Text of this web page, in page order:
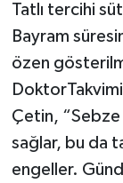
Tatlı tercihi
Bayram
özen
Çetin,
sağlar, bu da
engeller.